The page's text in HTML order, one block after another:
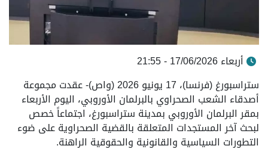
أربعاء 17/06/2026 - 21:55
ستراسبورغ (فرنسا)، 17 يونيو 2026 (واص)- عقدت مجموعة
أصدقاء الشعب الصحراوي بالبرلمان الأوروبي، اليوم الأربعاء
بمقر البرلمان الأوروبي بمدينة ستراسبورغ، اجتماعاً خصص
لبحث آخر المستجدات المتعلقة بالقضية الصحراوية على ضوء
التطورات السياسية والقانونية والحقوقية الراهنة.